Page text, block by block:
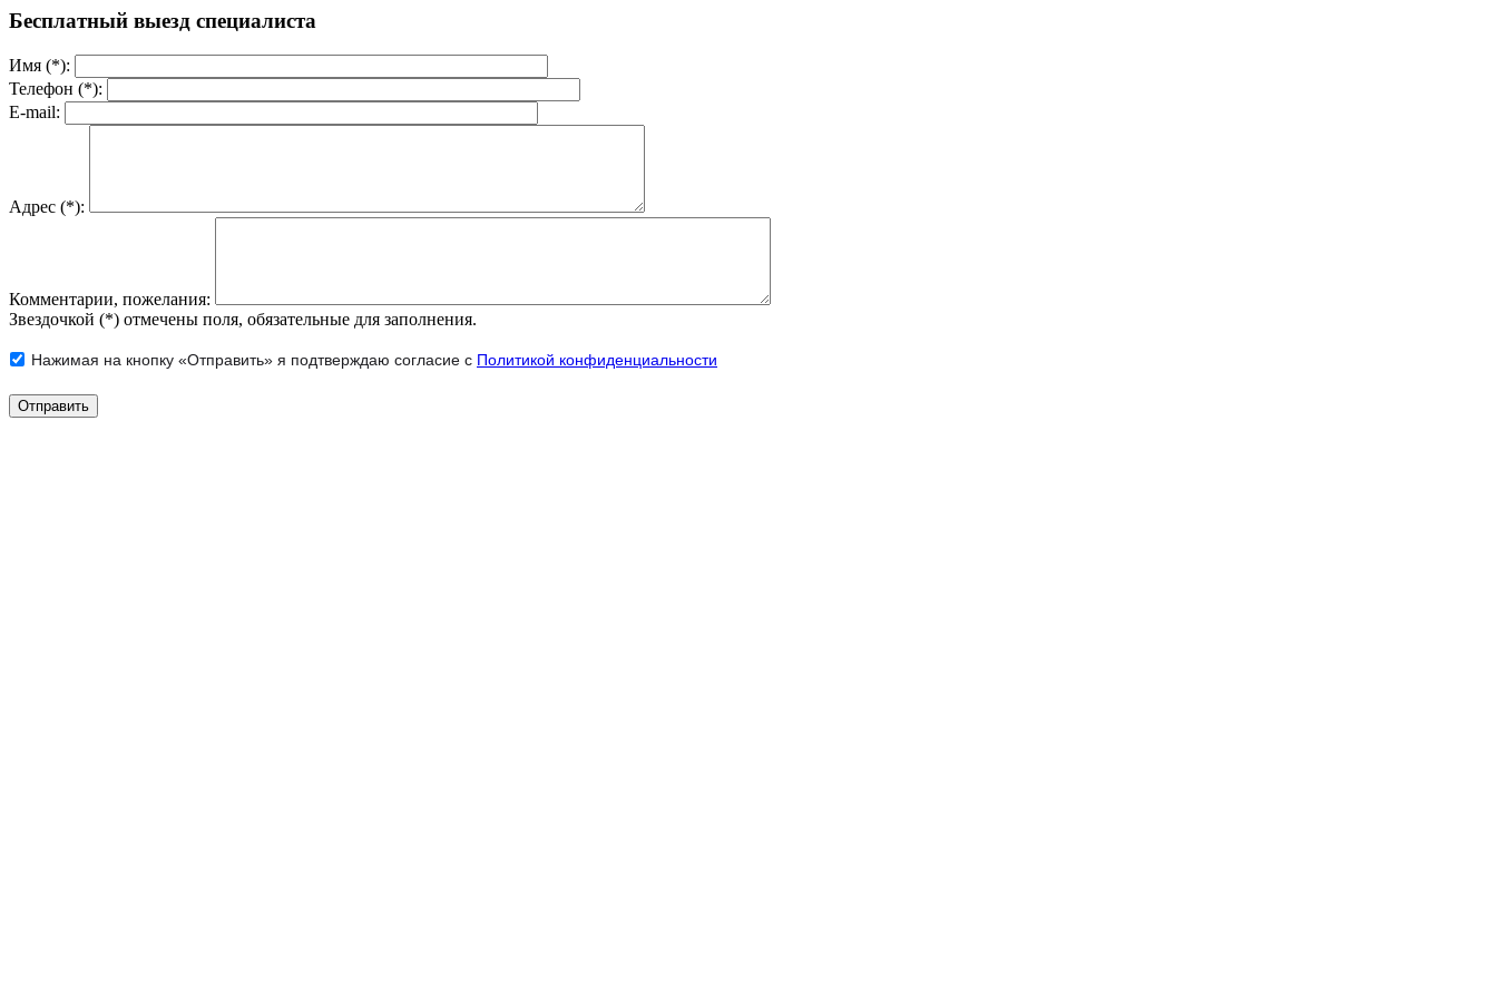
Бесплатный выезд специалиста
Имя (*):
Телефон (*):
E-mail:
Адрес (*):
Комментарии, пожелания:
Звездочкой (*) отмечены поля, обязательные для заполнения.
Нажимая на кнопку «Отправить» я подтверждаю согласие с Политикой конфиденциальности